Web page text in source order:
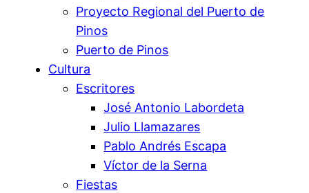
Proyecto Regional del Puerto de
Pinos
Puerto de Pinos
Cultura
Escritores
José Antonio Labordeta
Julio Llamazares
Pablo Andrés Escapa
Víctor de la Serna
Fiestas